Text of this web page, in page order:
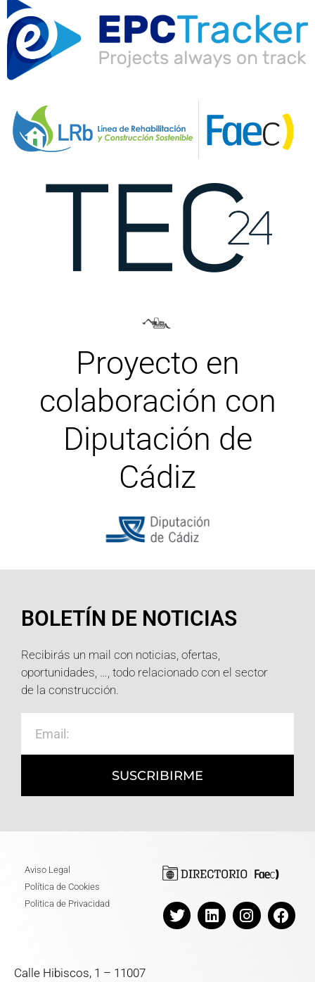
Proyecto en
colaboración con
Diputación de
Cádiz
BOLETÍN DE NOTICIAS
Recibirás un mail con noticias, ofertas,
oportunidades, …, todo relacionado con el sector
de la construcción.
SUSCRIBIRME
Aviso Legal
Política de Cookies
Politica de Privacidad
Calle Hibiscos, 1 – 11007